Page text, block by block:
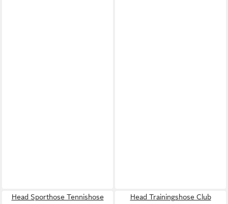
Head Sporthose Tennishose
Head Trainingshose Club